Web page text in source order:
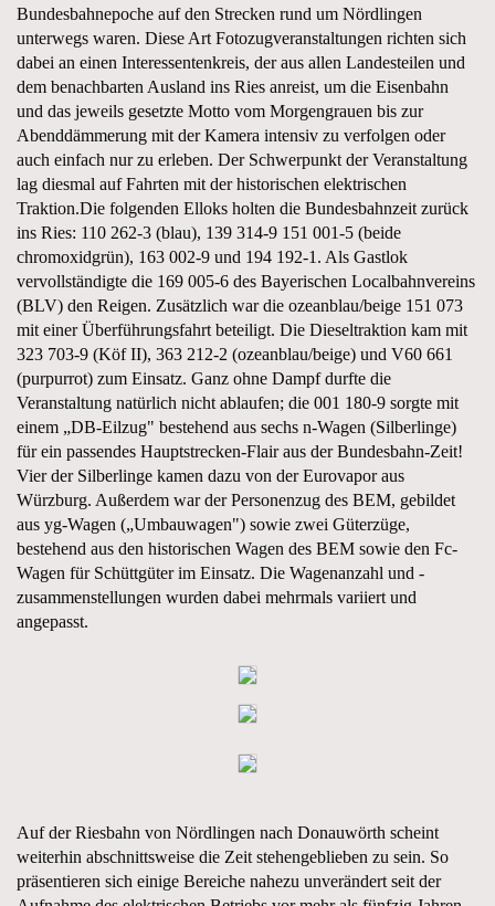
Bundesbahnepoche auf den Strecken rund um Nördlingen
unterwegs waren. Diese Art Fotozugveranstaltungen richten sich
dabei an einen Interessentenkreis, der aus allen Landesteilen und
dem benachbarten Ausland ins Ries anreist, um die Eisenbahn
und das jeweils gesetzte Motto vom Morgengrauen bis zur
Abenddämmerung mit der Kamera intensiv zu verfolgen oder
auch einfach nur zu erleben. Der Schwerpunkt der Veranstaltung
lag diesmal auf Fahrten mit der historischen elektrischen
Traktion.Die folgenden Elloks holten die Bundesbahnzeit zurück
ins Ries: 110 262-3 (blau), 139 314-9 151 001-5 (beide
chromoxidgrün), 163 002-9 und 194 192-1. Als Gastlok
vervollständigte die 169 005-6 des Bayerischen Localbahnvereins
(BLV) den Reigen. Zusätzlich war die ozeanblau/beige 151 073
mit einer Überführungsfahrt beteiligt. Die Dieseltraktion kam mit
323 703-9 (Köf II), 363 212-2 (ozeanblau/beige) und V60 661
(purpurrot) zum Einsatz. Ganz ohne Dampf durfte die
Veranstaltung natürlich nicht ablaufen; die 001 180-9 sorgte mit
einem „DB-Eilzug" bestehend aus sechs n-Wagen (Silberlinge)
für ein passendes Hauptstrecken-Flair aus der Bundesbahn-Zeit!
Vier der Silberlinge kamen dazu von der Eurovapor aus
Würzburg. Außerdem war der Personenzug des BEM, gebildet
aus yg-Wagen („Umbauwagen") sowie zwei Güterzüge,
bestehend aus den historischen Wagen des BEM sowie den Fc-
Wagen für Schüttgüter im Einsatz. Die Wagenanzahl und -
zusammenstellungen wurden dabei mehrmals variiert und
angepasst.
Auf der Riesbahn von Nördlingen nach Donauwörth scheint
weiterhin abschnittsweise die Zeit stehengeblieben zu sein. So
präsentieren sich einige Bereiche nahezu unverändert seit der